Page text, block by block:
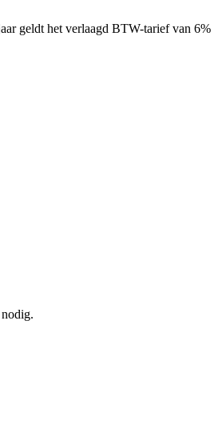
geldt het verlaagd BTW-tarief van 6%